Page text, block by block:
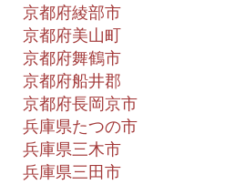
京都府綾部市
京都府美山町
京都府舞鶴市
京都府船井郡
京都府長岡京市
兵庫県たつの市
兵庫県三木市
兵庫県三田市